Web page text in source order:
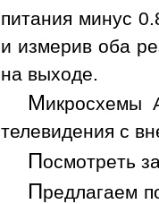
питания минус
и измерив оба
на выходе.
Микросхемы
телевидения с
Посмотреть
Предлагаем